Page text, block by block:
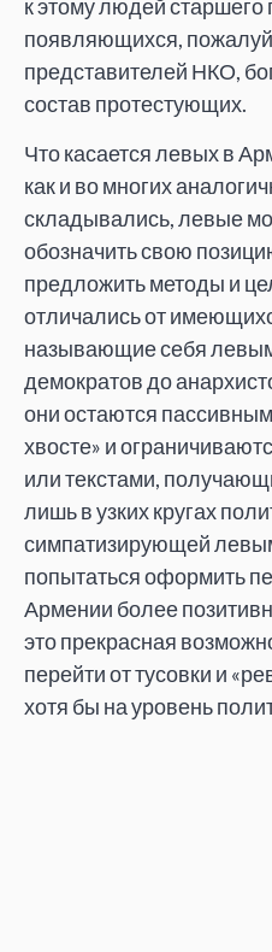
к этому людей старшего
появляющихся,
представителей НКО,
состав протестующих.
Что касается левых в
как и во многих
складывались, левые
обозначить свою
предложить методы и
отличались от
называющие себя
демократов до
они остаются
хвосте» и
или текстами,
лишь в узких кругах
симпатизирующей
попытаться оформить
Армении более
это прекрасная
перейти от тусовки и
хотя бы на уровень